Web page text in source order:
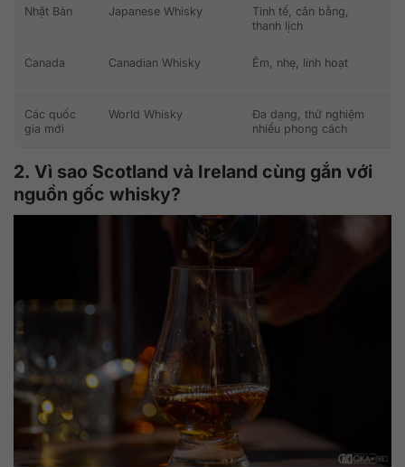
Nhật Bản Japanese Whisky
Tinh tế, cân bằng,
thanh lịch
Canada Canadian Whisky Êm, nhẹ, linh hoạt
Các quốc
gia mới
World Whisky
Đa dạng, thử nghiệm
nhiều phong cách
2. Vì sao Scotland và Ireland cùng gắn với
nguồn gốc whisky?